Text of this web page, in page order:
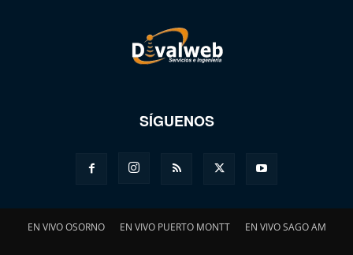
SÍGUENOS
EN VIVO OSORNO EN VIVO PUERTO MONTT EN VIVO SAGO AM